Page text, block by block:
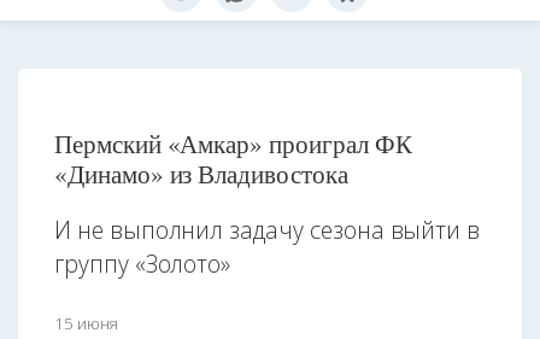
Пермский «Амкар» проиграл ФК
«Динамо» из Владивостока
И не выполнил задачу сезона выйти в
группу «Золото»
15 июня